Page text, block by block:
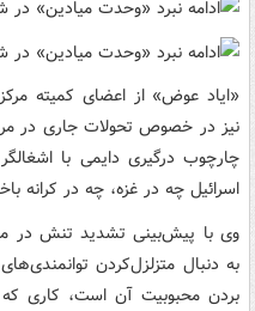
«ایاد عوض» از اعضای کمیته
نیز در خصوص تحولات جاری در
چارچوب درگیری دایمی با
اسرائیل چه در غزه، چه در کرانه
وی با پیش‌بینی تشدید تنش در
به دنبال متزلزل‌کردن
بردن محبوبیت آن است، کاری که